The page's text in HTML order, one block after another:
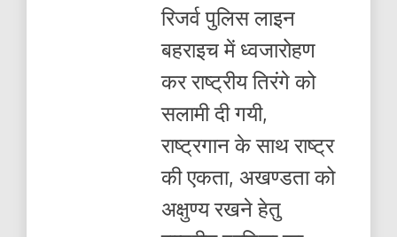
रिजर्व पुलिस लाइन
बहराइच में ध्वजारोहण
कर राष्ट्रीय तिरंगे को
सलामी दी गयी,
राष्ट्रगान के साथ राष्ट्र
की एकता, अखण्डता को
अक्षुण्य रखने हेतु